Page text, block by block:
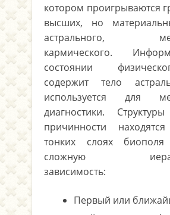
котором проигрываются
высших, но
астрального,
кармического.
состоянии
содержит тело
используется для
диагностики.
причинности
тонких слоях
сложную
зависимость:
Первый или